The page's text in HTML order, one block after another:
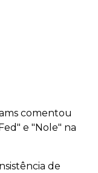
comentou
e "Nole" na
de